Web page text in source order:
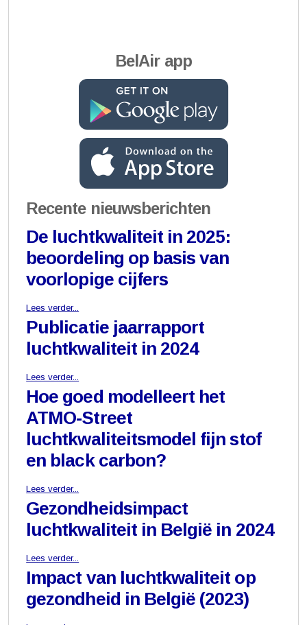
BelAir app
Recente nieuwsberichten
De luchtkwaliteit in 2025:
beoordeling op basis van
voorlopige cijfers
Lees verder...
Publicatie jaarrapport
luchtkwaliteit in 2024
Lees verder...
Hoe goed modelleert het
ATMO-Street
luchtkwaliteitsmodel fijn stof
en black carbon?
Lees verder...
Gezondheidsimpact
luchtkwaliteit in België in 2024
Lees verder...
Impact van luchtkwaliteit op
gezondheid in België (2023)